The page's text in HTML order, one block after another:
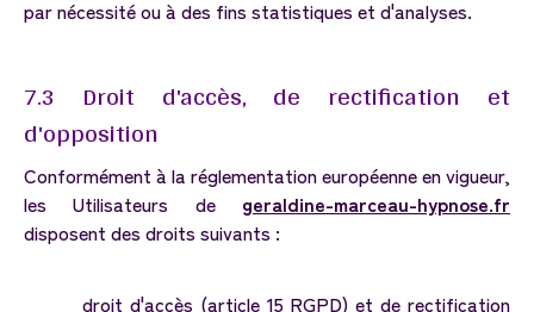
par nécessité ou à des fins statistiques et d'analyses.
7.3 Droit d'accès, de rectification
et
d'opposition
Conformément à la réglementation européenne en vigueur,
les Utilisateurs de geraldine-marceau-hypnose.fr
disposent des droits suivants :
droit d'accès (article 15 RGPD) et de rectification